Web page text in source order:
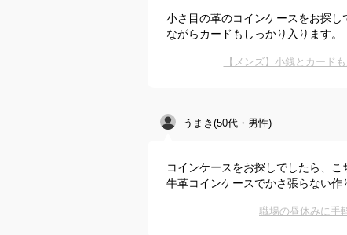
小さ目の革のコインケースをお探
ながらカードもしっかり入ります。
【メンズ】小銭とカード
うまき(50代・男性)
コインケースをお探しでしたら、
牛革コインケースでかさ張らない作
職場の昼休みに手